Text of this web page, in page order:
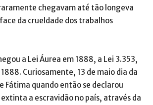
chegavam até tão longeva
da crueldade dos trabalhos
a Lei Áurea em 1888, a Lei 3.353,
1888. Curiosamente, 13 de maio dia da
Fátima quando então se declarou
a escravidão no país, através da